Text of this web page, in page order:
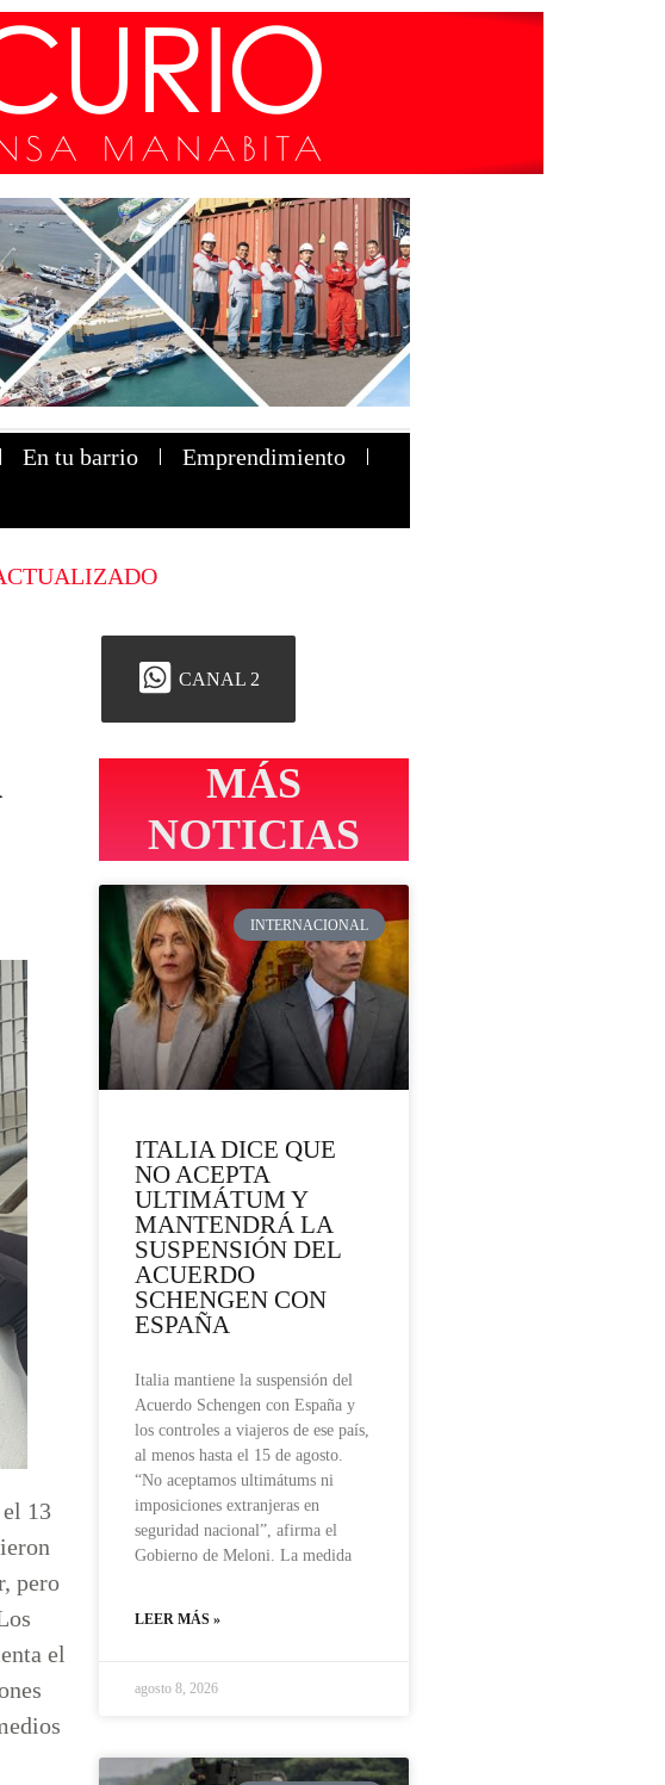
En tu barrio
Emprendimiento
CANAL 2
13
pero
el
MÁS
NOTICIAS
INTERNACIONAL
ITALIA DICE QUE
NO ACEPTA
ULTIMÁTUM Y
MANTENDRÁ LA
SUSPENSIÓN DEL
ACUERDO
SCHENGEN CON
ESPAÑA
Italia mantiene la suspensión del
Acuerdo Schengen con España y
los controles a viajeros de ese país,
al menos hasta el 15 de agosto.
“No aceptamos ultimátums ni
imposiciones extranjeras en
seguridad nacional”, afirma el
Gobierno de Meloni. La medida
LEER MÁS »
agosto 8, 2026